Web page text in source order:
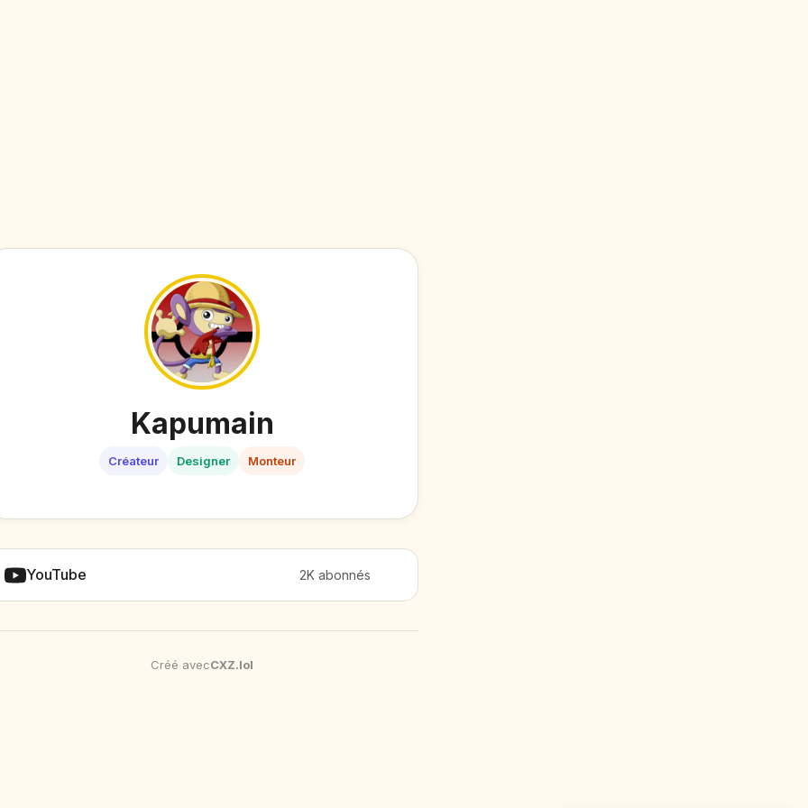
Kapumain
Créateur Designer Monteur
YouTube 2K abonnés
Créé avecCXZ.lol